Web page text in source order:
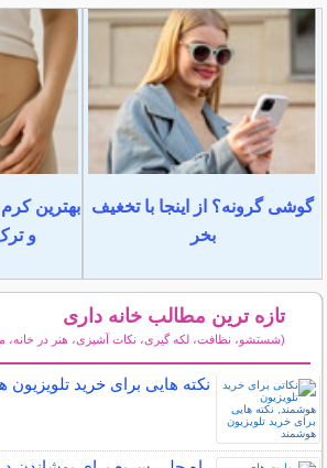
گوشی گرونه؟ از اینجا با تخغیف
بخر
بهترین
و
تازه ترین مطالب خانه داری
(شستشو، نظافت، لکه گیری، نکات آشپزی، هنر در خانه،
نکته هایی برای خرید تلویزیون